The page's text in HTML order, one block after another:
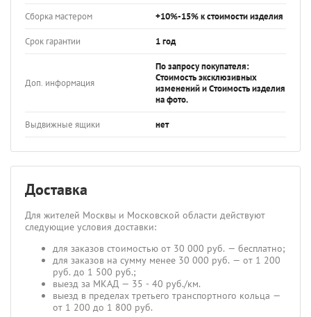
Сборка мастером +10%-15% к стоимости изделия
Срок гарантии 1 год
Доп. информация
По запросу покупателя:
Стоимость эксклюзивных
изменений и Стоимость изделия
на фото.
Выдвижные ящики нет
Доставка
Для жителей Москвы и Московской области действуют
следующие условия доставки:
для заказов стоимостью от 30 000 руб. — бесплатно;
для заказов на сумму менее 30 000 руб. — от 1 200
руб. до 1 500 руб.;
выезд за МКАД — 35 - 40 руб./км.
выезд в пределах третьего транспортного кольца —
от 1 200 до 1 800 руб.